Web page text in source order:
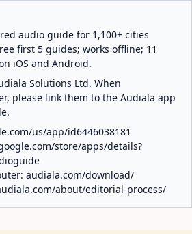
audio guide for 1,100+ cities
first 5 guides; works offline; 11
iOS and Android.
Solutions Ltd. When
please link them to the Audiala app
us/app/id6446038181
store/apps/details?
audiala.com/download/
about/editorial-process/